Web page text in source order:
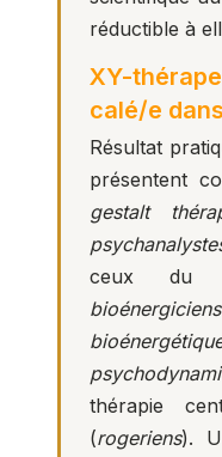
réductible à
XY-
calé/e
Résultat
présentent
gestalt
ceux du
bioénergiciens
thérapie
(rogeriens).